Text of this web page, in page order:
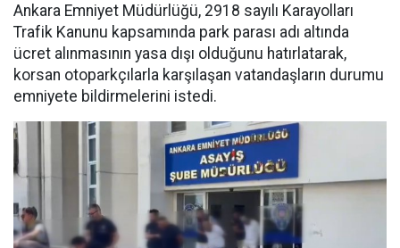
Ankara Emniyet Müdürlüğü, 2918 sayılı Karayolları
Trafik Kanunu kapsamında park parası adı altında
ücret alınmasının yasa dışı olduğunu hatırlatarak,
korsan otoparkçılarla karşılaşan vatandaşların durumu
emniyete bildirmelerini istedi.